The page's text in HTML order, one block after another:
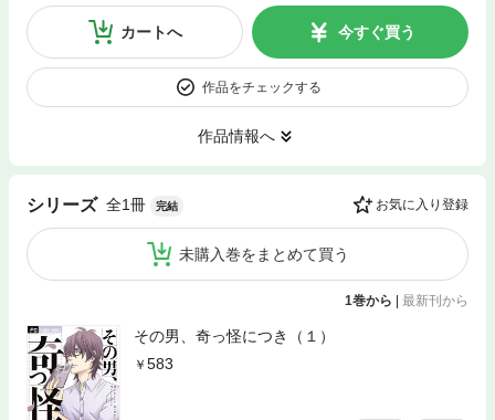
カートへ 今すぐ買う
作品をチェックする
作品情報へ
シリーズ 全1冊 完結 お気に入り登録
未購入巻をまとめて買う
1巻から 最新刊から
その男、奇っ怪につき（１）
583